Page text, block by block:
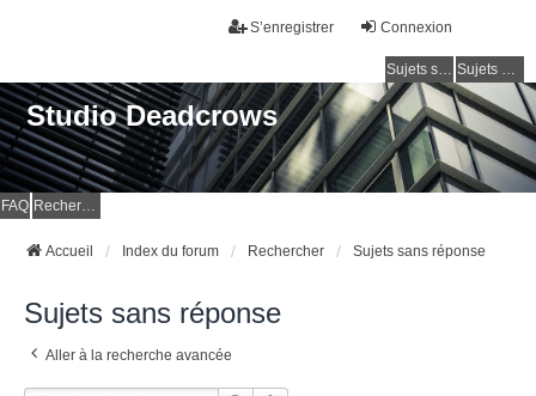
Connexion
S’enregistrer
Sujets sans réponse Sujets actifs
Studio Deadcrows
FAQ Rechercher
Accueil Index du forum Rechercher Sujets sans réponse
Sujets sans réponse
Aller à la recherche avancée